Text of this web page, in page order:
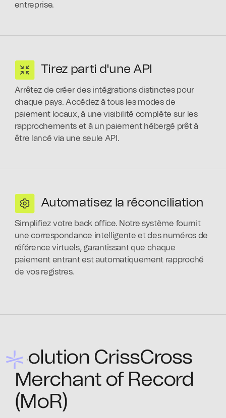
entreprise.
Tirez parti d'une API
Arrêtez de créer des intégrations distinctes pour
chaque pays. Accédez à tous les modes de
paiement locaux, à une visibilité complète sur les
rapprochements et à un paiement hébergé prêt à
être lancé via une seule API.
Automatisez la réconciliation
Simplifiez votre back office. Notre système fournit
une correspondance intelligente et des numéros de
référence virtuels, garantissant que chaque
paiement entrant est automatiquement rapproché
de vos registres.
Solution CrissCross
Merchant of Record
(MoR)